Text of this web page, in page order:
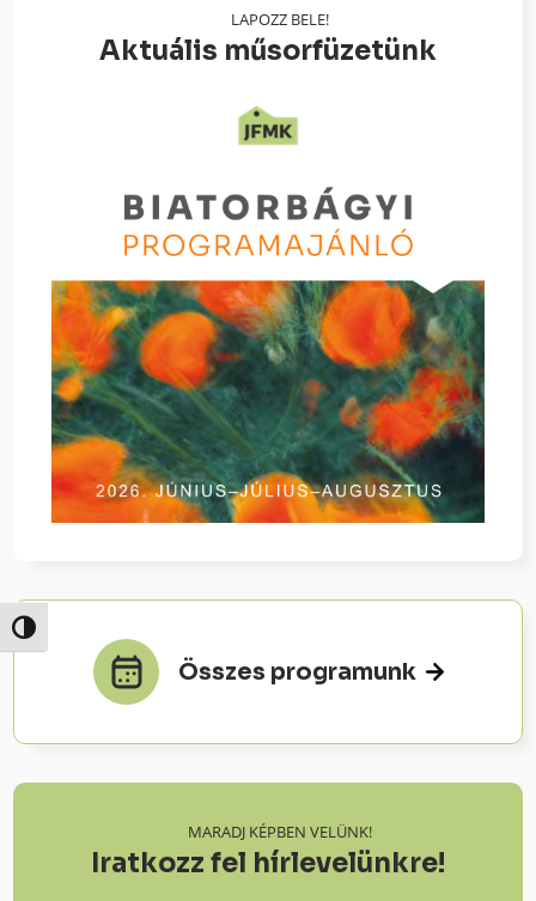
Nagy kontraszt váltása
LAPOZZ BELE!
Aktuális műsorfüzetünk
Összes programunk
MARADJ KÉPBEN VELÜNK!
Iratkozz fel hírlevelünkre!